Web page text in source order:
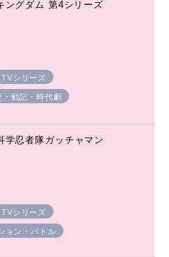
ングダム 第4シリーズ
TVシリーズ
・戦記・時代劇
学忍者隊ガッチャマン
TVシリーズ
ョン・バトル